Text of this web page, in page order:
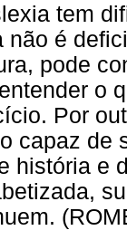
tem
não é
pode
o
Por
capaz de
história e